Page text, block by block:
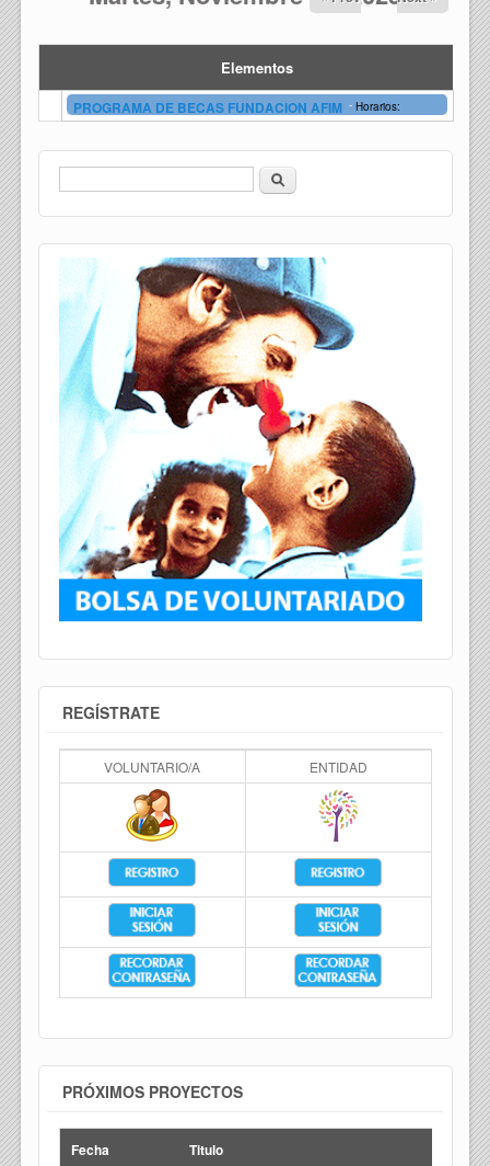
Elementos
PROGRAMA DE BECAS FUNDACION AFIM - Horarios:
Formulario de búsqueda
Buscar
REGÍSTRATE
VOLUNTARIO/A ENTIDAD
PRÓXIMOS PROYECTOS
Fecha Titulo